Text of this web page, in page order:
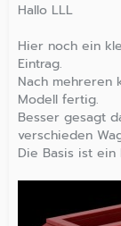
Hallo LLL
Hier noch ein
Eintrag.
Nach mehreren
Modell fertig.
Besser gesagt
verschieden
Die Basis ist ein